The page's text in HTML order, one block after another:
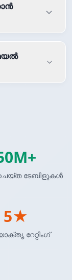
ചെയ്ത ടേബിളുകൾ
5★
റേറ്റിംഗ്